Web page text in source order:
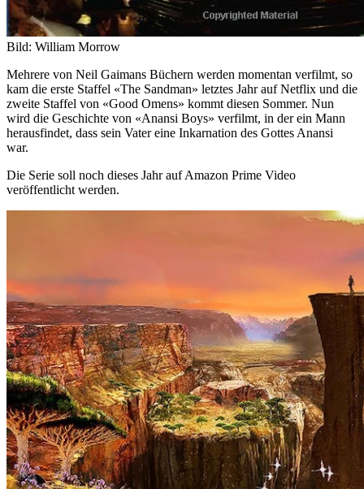
Bild: William Morrow
Mehrere von Neil Gaimans Büchern werden momentan verfilmt, so
kam die erste Staffel «The Sandman» letztes Jahr auf Netflix und die
zweite Staffel von «Good Omens» kommt diesen Sommer. Nun
wird die Geschichte von «Anansi Boys» verfilmt, in der ein Mann
herausfindet, dass sein Vater eine Inkarnation des Gottes Anansi
war.
Die Serie soll noch dieses Jahr auf Amazon Prime Video
veröffentlicht werden.